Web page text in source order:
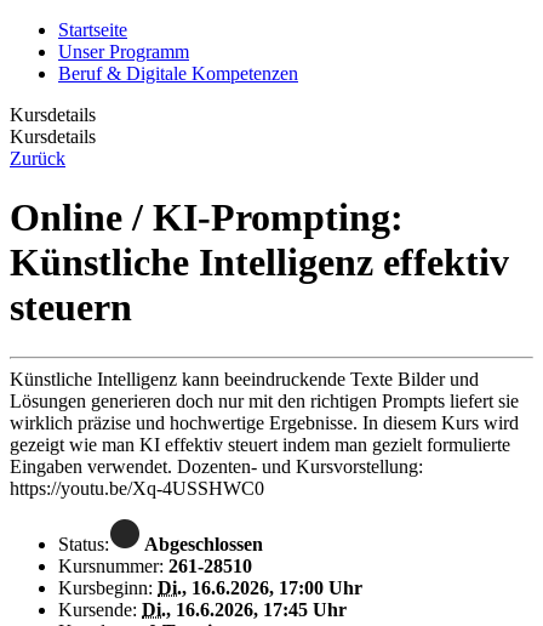
Startseite
Unser Programm
Beruf & Digitale Kompetenzen
Kursdetails
Kursdetails
Zurück
Online / KI-Prompting:
Künstliche Intelligenz effektiv
steuern
Künstliche Intelligenz kann beeindruckende Texte Bilder und
Lösungen generieren doch nur mit den richtigen Prompts liefert sie
wirklich präzise und hochwertige Ergebnisse. In diesem Kurs wird
gezeigt wie man KI effektiv steuert indem man gezielt formulierte
Eingaben verwendet. Dozenten- und Kursvorstellung:
https://youtu.be/Xq-4USSHWC0
Status:
Abgeschlossen
Kursnummer: 261-28510
Kursbeginn: Di., 16.6.2026, 17:00 Uhr
Kursende: Di., 16.6.2026, 17:45 Uhr